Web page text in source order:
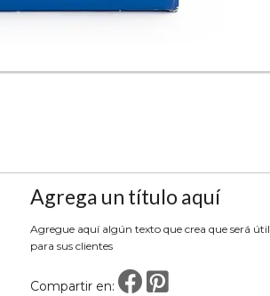
Agrega un título aquí
Agregue aquí algún texto que crea que será útil
para sus clientes
Compartir en: